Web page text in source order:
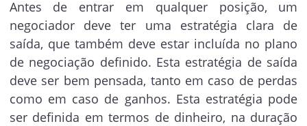
Antes de entrar em qualquer posição, um
negociador deve ter uma estratégia clara de
saída, que também deve estar incluída no plano
de negociação definido. Esta estratégia de saída
deve ser bem pensada, tanto em caso de perdas
como em caso de ganhos. Esta estratégia pode
ser definida em termos de dinheiro, na duração